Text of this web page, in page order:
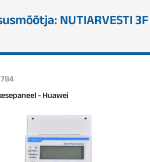
NUTIARVESTI
- Huawei